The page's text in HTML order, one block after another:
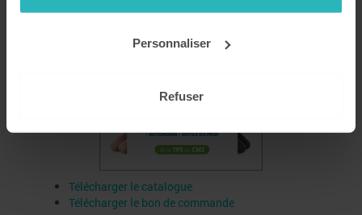
Personnaliser
Refuser
Télécharger le catalogue
Télécharger le bon de commande